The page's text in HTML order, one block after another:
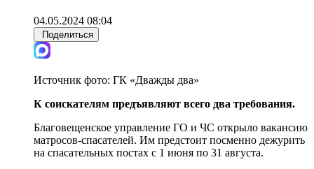
04.05.2024 08:04
Поделиться
Источник фото: ГК «Дважды два»
К соискателям предъявляют всего два требования.
Благовещенское управление ГО и ЧС открыло вакансию
матросов-спасателей. Им предстоит посменно дежурить
на спасательных постах с 1 июня по 31 августа.